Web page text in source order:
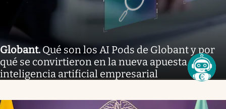
Globant.Qué son los AI Pods de Globant y por
qué se convirtieron en la nueva apuesta de la
inteligencia artificial empresarial